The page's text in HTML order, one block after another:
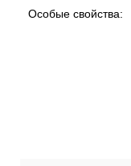
Особые свойства: